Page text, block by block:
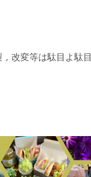
改変等は駄目よ駄目